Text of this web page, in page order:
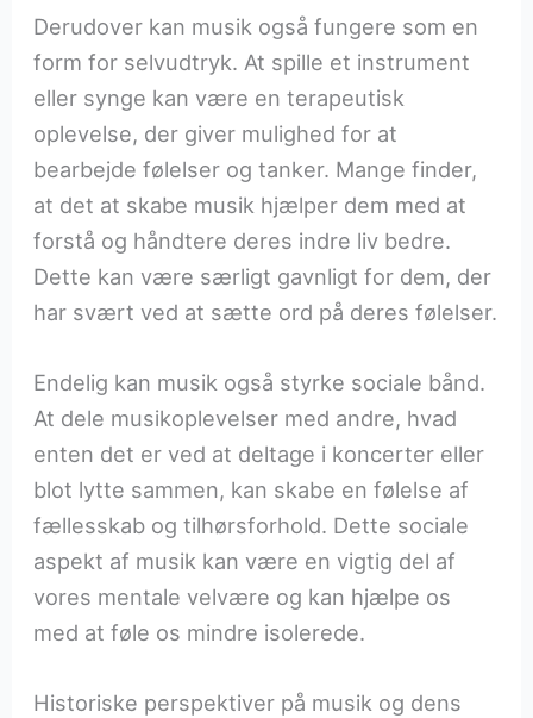
Derudover kan musik også fungere som en
form for selvudtryk. At spille et instrument
eller synge kan være en terapeutisk
oplevelse, der giver mulighed for at
bearbejde følelser og tanker. Mange finder,
at det at skabe musik hjælper dem med at
forstå og håndtere deres indre liv bedre.
Dette kan være særligt gavnligt for dem, der
har svært ved at sætte ord på deres følelser.
Endelig kan musik også styrke sociale bånd.
At dele musikoplevelser med andre, hvad
enten det er ved at deltage i koncerter eller
blot lytte sammen, kan skabe en følelse af
fællesskab og tilhørsforhold. Dette sociale
aspekt af musik kan være en vigtig del af
vores mentale velvære og kan hjælpe os
med at føle os mindre isolerede.
Historiske perspektiver på musik og dens